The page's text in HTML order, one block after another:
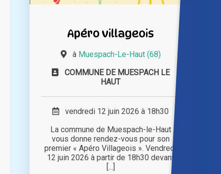
Apéro villageois
à Muespach-Le-Haut (68)
COMMUNE DE MUESPACH LE
HAUT
vendredi 12 juin 2026 à 18h30
La commune de Muespach-le-Haut
vous donne rendez-vous pour son
premier « Apéro Villageois ». Vendredi
12 juin 2026 à partir de 18h30 devant
[...]